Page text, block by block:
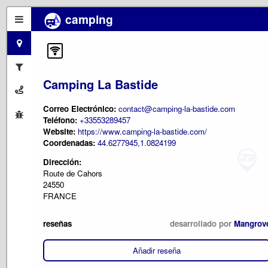
camping
Camping La Bastide
Correo Electrónico: contact@camping-la-bastide.com
Teléfono: +33553289457
Website: https://www.camping-la-bastide.com/
Coordenadas: 44.6277945,1.0824199
Dirección:
Route de Cahors
24550
FRANCE
reseñas desarrollado por
Añadir reseña